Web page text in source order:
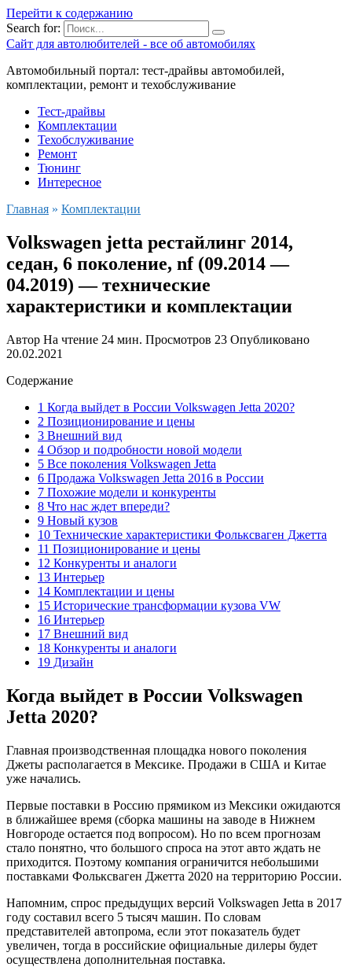
Перейти к содержанию
Search for:
Сайт для автолюбителей - все об автомобилях
Автомобильный портал: тест-драйвы автомобилей,
комплектации, ремонт и техобслуживание
Тест-драйвы
Комплектации
Техобслуживание
Ремонт
Тюнинг
Интересное
Главная » Комплектации
Volkswagen jetta рестайлинг 2014,
седан, 6 поколение, nf (09.2014 —
04.2019) — технические
характеристики и комплектации
Автор На чтение 24 мин. Просмотров 23 Опубликовано
20.02.2021
Содержание
1 Когда выйдет в России Volkswagen Jetta 2020?
2 Позиционирование и цены
3 Внешний вид
4 Обзор и подробности новой модели
5 Все поколения Volkswagen Jetta
6 Продажа Volkswagen Jetta 2016 в России
7 Похожие модели и конкуренты
8 Что нас ждет впереди?
9 Новый кузов
10 Технические характеристики Фольксваген Джетта
11 Позиционирование и цены
12 Конкуренты и аналоги
13 Интерьер
14 Комплектации и цены
15 Исторические трансформации кузова VW
16 Интерьер
17 Внешний вид
18 Конкуренты и аналоги
19 Дизайн
Когда выйдет в России Volkswagen
Jetta 2020?
Главная производственная площадка нового поколения
Джеты располагается в Мексике. Продажи в США и Китае
уже начались.
Первые поставки в Россию прямиком из Мексики ожидаются
в ближайшее время (сборка машины на заводе в Нижнем
Новгороде остается под вопросом). Но по всем прогнозам
стало понятно, что большого спроса на этот авто ждать не
приходится. Поэтому компания ограничится небольшими
поставками Фольксваген Джетта 2020 на территорию России.
Напомним, спрос предыдущих версий Volkswagen Jetta в 2017
году составил всего 5 тысяч машин. По словам
представителей автопрома, если этот показатель будет
увеличен, тогда в российские официальные дилеры будет
осуществлена дополнительная поставка.